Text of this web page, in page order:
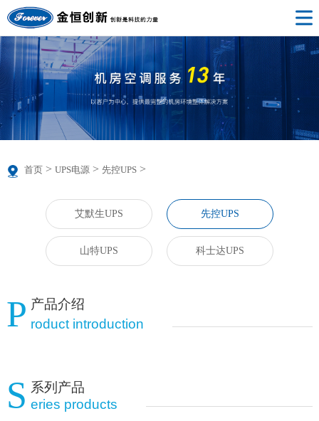
首页> UPS电源> 先控UPS>
艾默生UPS 先控UPS
山特UPS 科士达UPS
P 产品介绍
roduct introduction
S 系列产品
eries products